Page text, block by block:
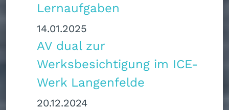
20.12.2024
14.01.2025
AV dual zur
Werksbesichtigung im ICE-
Werk Langenfelde
Lernaufgaben